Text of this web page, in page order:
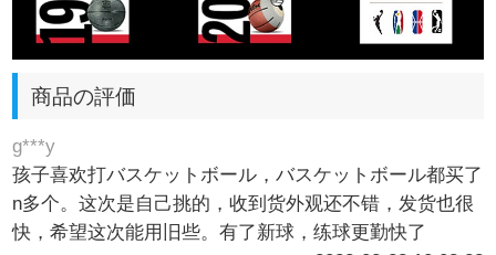
商品の評価
g***y
孩子喜欢打バスケットボール，バスケットボール都买了
n多个。这次是自己挑的，收到货外观还不错，发货也很
快，希望这次能用旧些。有了新球，练球更勤快了